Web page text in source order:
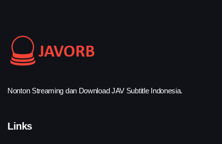
Nonton Streaming dan Download JAV Subtitle Indonesia.
Links